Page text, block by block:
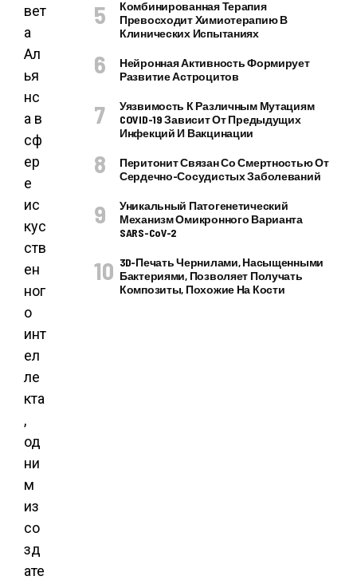
вет
а
Ал
ья
нс
а в
сф
ер
е
ис
кус
ств
ен
ног
о
инт
ел
ле
кта
,
од
ни
м
из
со
зд
ате
Комбинированная Терапия
Превосходит Химиотерапию В
Клинических Испытаниях
Нейронная Активность Формирует
Развитие Астроцитов
Уязвимость К Различным Мутациям
COVID-19 Зависит От Предыдущих
Инфекций И Вакцинации
Перитонит Связан Со Смертностью От
Сердечно-Сосудистых Заболеваний
Уникальный Патогенетический
Механизм Омикронного Варианта
SARS-CoV-2
3D-Печать Чернилами, Насыщенными
Бактериями, Позволяет Получать
Композиты, Похожие На Кости